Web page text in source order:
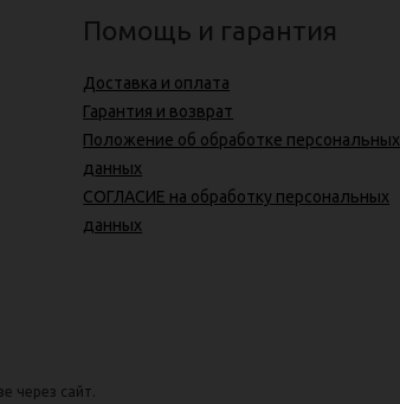
Помощь и гарантия
Доставка и оплата
Гарантия и возврат
Положение об обработке персональных
данных
СОГЛАСИЕ на обработку персональных
данных
через сайт.